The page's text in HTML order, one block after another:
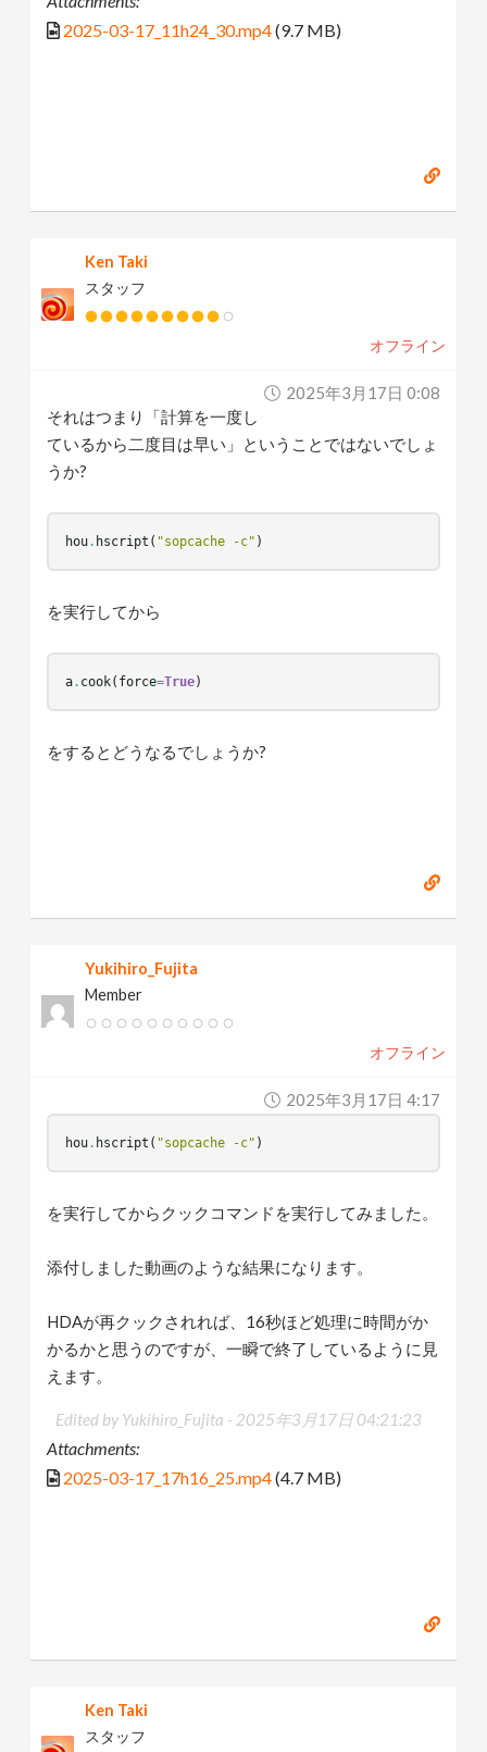
2025-03-17_11h24_30.mp4(9.7 MB)
Ken Taki
スタッフ
オフライン
2025年3月17日 0:08
それはつまり「計算を一度し
ているから二度目は早い」ということではないでしょ
うか?
hou. hscript ( "sopcache -c" )
を実行してから
a. cook( force=True)
をするとどうなるでしょうか?
Yukihiro_Fujita
Member
オフライン
2025年3月17日 4:17
hou. hscript ( "sopcache -c" )
を実行してからクックコマンドを実行してみました。
添付しました動画のような結果になります。
HDAが再クックされれば、16秒ほど処理に時間がか
かるかと思うのですが、一瞬で終了しているように見
えます。
Edited by Yukihiro_Fujita - 2025年3月17日 04:21:23
Attachments:
2025-03-17_17h16_25.mp4(4.7 MB)
Ken Taki
スタッフ